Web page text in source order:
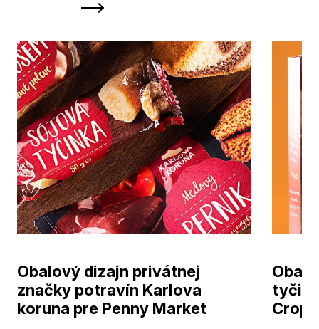
Obalový dizajn privátnej
značky potravín Karlova
koruna pre Penny Market
Crop